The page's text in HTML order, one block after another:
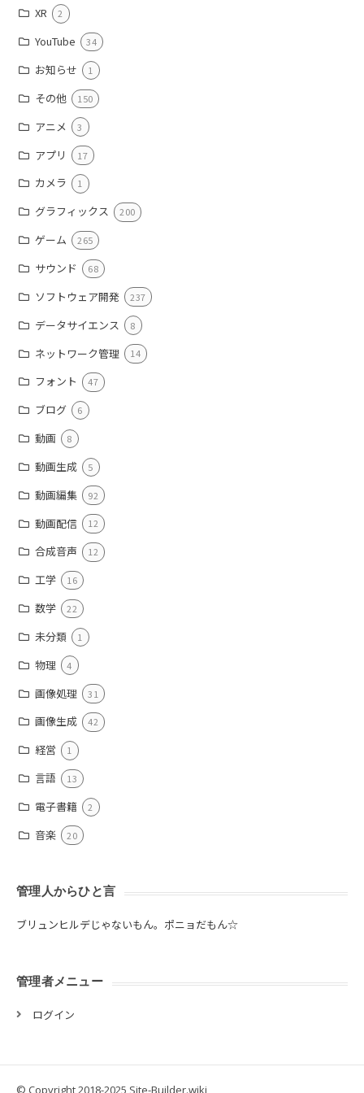
XR 2
YouTube 34
お知らせ 1
その他 150
アニメ 3
アプリ 17
カメラ 1
グラフィックス 200
ゲーム 265
サウンド 68
ソフトウェア開発 237
データサイエンス 8
ネットワーク管理 14
フォント 47
ブログ 6
動画 8
動画生成 5
動画編集 92
動画配信 12
合成音声 12
工学 16
数学 22
未分類 1
物理 4
画像処理 31
画像生成 42
経営 1
言語 13
電子書籍 2
音楽 20
管理人からひと言
ブリュンヒルデじゃないもん。ポニョだもん☆
管理者メニュー
ログイン
© Copyright 2018-2025 Site-Builder.wiki